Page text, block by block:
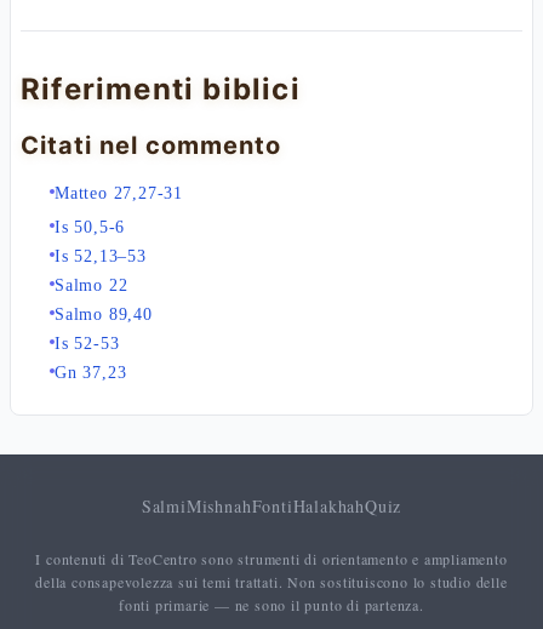
Riferimenti biblici
Citati nel commento
Matteo 27,27-31
Is 50,5-6
Is 52,13–53
Salmo 22
Salmo 89,40
Is 52-53
Gn 37,23
SalmiMishnahFontiHalakhahQuiz
I contenuti di TeoCentro sono strumenti di orientamento e ampliamento
della consapevolezza sui temi trattati. Non sostituiscono lo studio delle
fonti primarie — ne sono il punto di partenza.